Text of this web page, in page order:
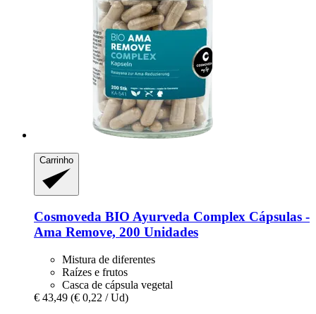
Carrinho
Cosmoveda BIO Ayurveda Complex Cápsulas -​
Ama Remove, 200 Unidades
Mistura de diferentes
Raízes e frutos
Casca de cápsula vegetal
€ 43,49 (€ 0,22 / Ud)